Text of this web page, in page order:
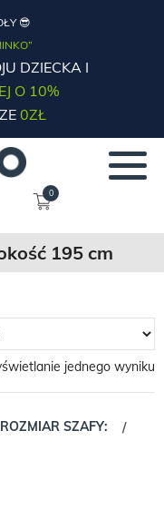
😎
DZIECKA I
O 10%
0ZŁ
0
195 cm
jednego wyniku
SZAFY:
/